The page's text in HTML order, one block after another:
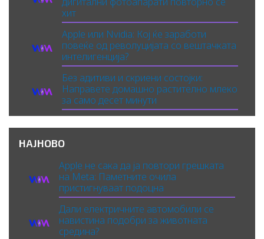
хит
Apple или Nvidia: Кој ќе заработи
повеќе од револуцијата со вештачката
интелигенција?
Без адитиви и скриени состојки:
Направете домашно растително млеко
за само десет минути
НАЈНОВО
Apple не сака да ја повтори грешката
на Meta: Паметните очила
пристигнуваат подоцна
Дали електричните автомобили се
навистина подобри за животната
средина?